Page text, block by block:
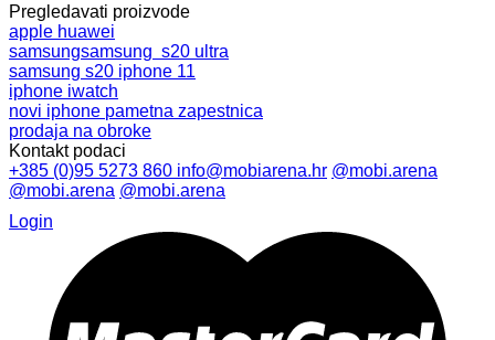
Pregledavati proizvode
apple huawei
samsungsamsung s20 ultra
samsung s20 iphone 11
iphone iwatch
novi iphone pametna zapestnica
prodaja na obroke
Kontakt podaci
+385 (0)95 5273 860 info@mobiarena.hr @mobi.arena
@mobi.arena @mobi.arena
Login